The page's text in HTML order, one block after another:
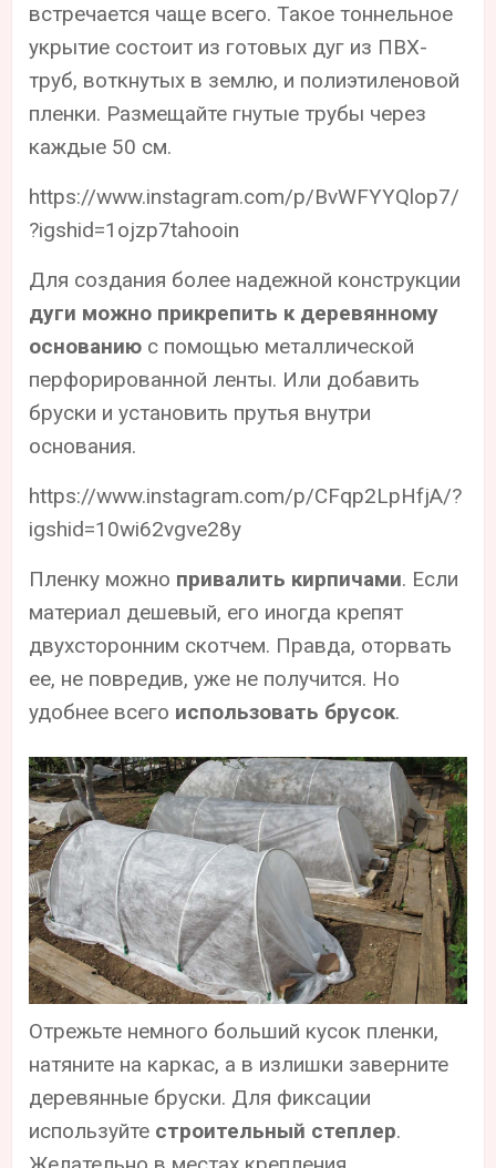
встречается чаще всего. Такое тоннельное
укрытие состоит из готовых дуг из ПВХ-
труб, воткнутых в землю, и полиэтиленовой
пленки. Размещайте гнутые трубы через
каждые 50 см.
https://www.instagram.com/p/BvWFYYQlop7/
?igshid=1ojzp7tahooin
Для создания более надежной конструкции
дуги можно прикрепить к деревянному
основанию с помощью металлической
перфорированной ленты. Или добавить
бруски и установить прутья внутри
основания.
https://www.instagram.com/p/CFqp2LpHfjA/?
igshid=10wi62vgve28y
Пленку можно привалить кирпичами. Если
материал дешевый, его иногда крепят
двухсторонним скотчем. Правда, оторвать
ее, не повредив, уже не получится. Но
удобнее всего использовать брусок.
Отрежьте немного больший кусок пленки,
натяните на каркас, а в излишки заверните
деревянные бруски. Для фиксации
используйте строительный степлер.